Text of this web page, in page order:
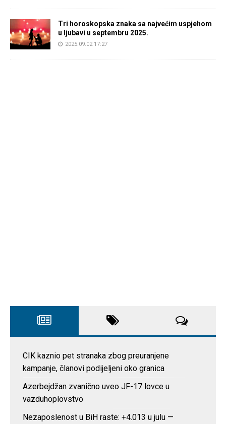
Tri horoskopska znaka sa najvećim uspjehom
u ljubavi u septembru 2025.
2025.09.02 17:27
CIK kaznio pet stranaka zbog preuranjene
kampanje, članovi podijeljeni oko granica
Azerbejdžan zvanično uveo JF-17 lovce u
vazduhoplovstvo
Nezaposlenost u BiH raste: +4.013 u julu —